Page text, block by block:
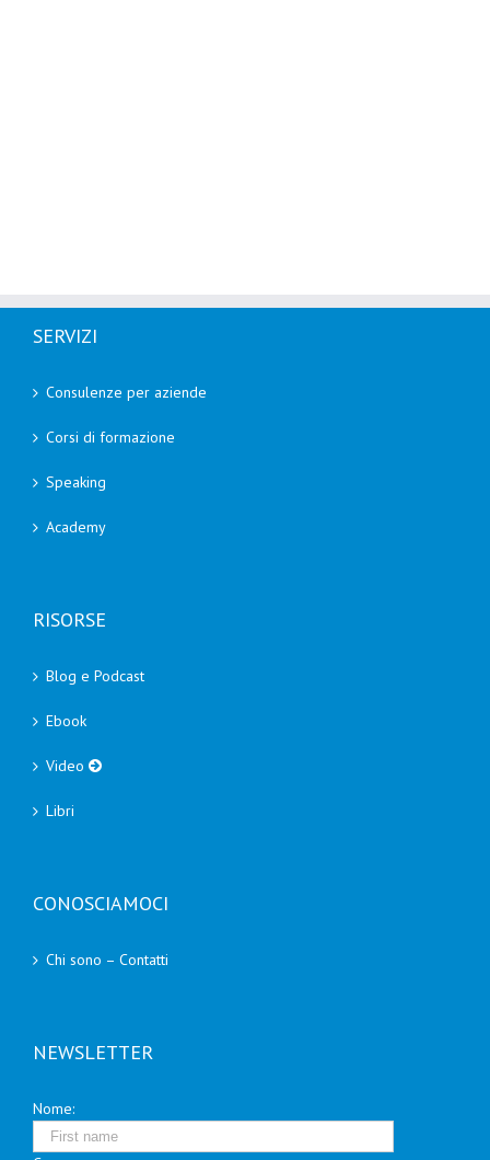
SERVIZI
Consulenze per aziende
Corsi di formazione
Speaking
Academy
RISORSE
Blog e Podcast
Ebook
Video
Libri
CONOSCIAMOCI
Chi sono – Contatti
NEWSLETTER
Nome: